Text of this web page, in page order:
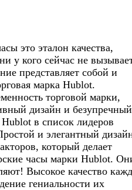
это эталон качества,
у кого сейчас не
представляет собой и
марка Hublot.
торговой марки,
дизайн и безупречный
в список лидеров
и элегантный
который делает
часы марки Hublot.
Высокое качество
гениальности их